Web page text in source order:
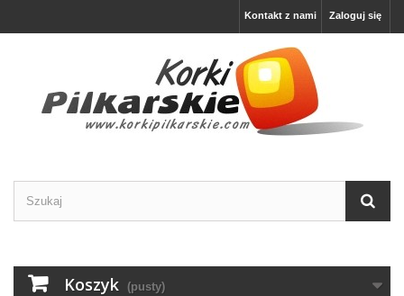
Zaloguj się
Kontakt z nami
Koszyk (pusty)